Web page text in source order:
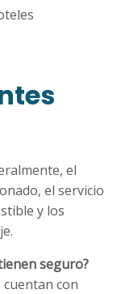
el
el servicio
y los
seguro?
cuentan con